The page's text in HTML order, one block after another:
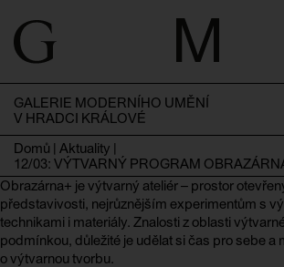
GALERIE MODERNÍHO UMĚNÍ
V HRADCI KRÁLOVÉ
Domů | Aktuality |
12/03: VÝTVARNÝ PROGRAM
Obrazárna+ je výtvarný ateliér – prostor
představivosti, nejrůznějším experimentům s
technikami i materiály. Znalosti z oblasti
podmínkou, důležité je udělat si čas pro sebe a
o výtvarnou tvorbu.